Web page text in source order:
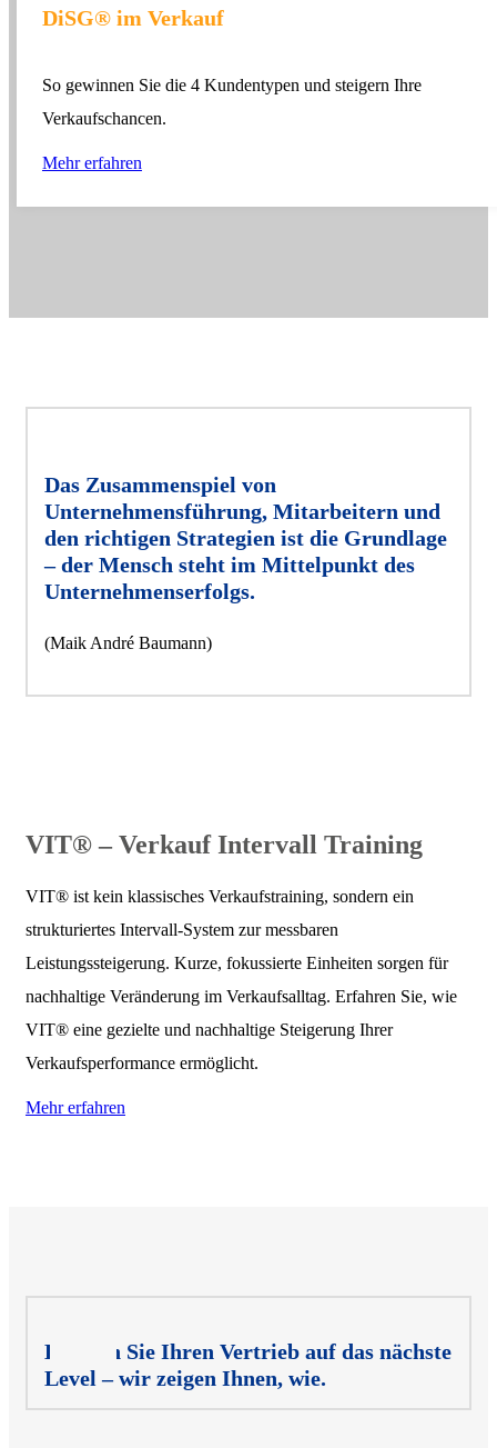
DiSG® im Verkauf
So gewinnen Sie die 4 Kundentypen und steigern Ihre
Verkaufschancen.
Mehr erfahren
Das Zusammenspiel von
Unternehmensführung, Mitarbeitern und
den richtigen Strategien ist die Grundlage
– der Mensch steht im Mittelpunkt des
Unternehmenserfolgs.
(Maik André Baumann)
VIT® – Verkauf Intervall Training
VIT® ist kein klassisches Verkaufstraining, sondern ein
strukturiertes Intervall-System zur messbaren
Leistungssteigerung. Kurze, fokussierte Einheiten sorgen für
nachhaltige Veränderung im Verkaufsalltag. Erfahren Sie, wie
VIT® eine gezielte und nachhaltige Steigerung Ihrer
Verkaufsperformance ermöglicht.
Mehr erfahren
Bringen Sie Ihren Vertrieb auf das nächste
Level – wir zeigen Ihnen, wie.